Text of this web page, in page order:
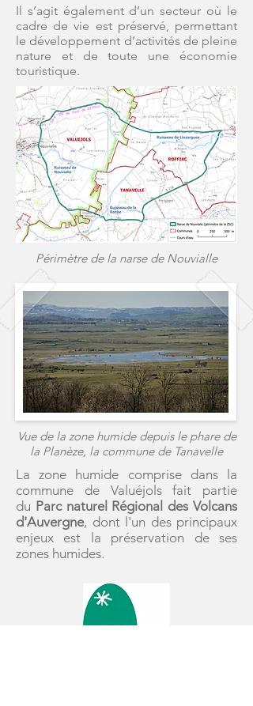
Il s’agit également d’un secteur où le
cadre de vie est préservé, permettant
le développement d’activités de pleine
nature et de toute une économie
touristique.
Périmètre de la narse de Nouvialle
Vue de la zone humide depuis le phare de
la Planèze, la commune de Tanavelle
La zone humide comprise dans la
commune de Valuéjols fait partie
du Parc naturel Régional des Volcans
d'Auvergne, dont l'un des principaux
enjeux est la préservation de ses
zones humides.